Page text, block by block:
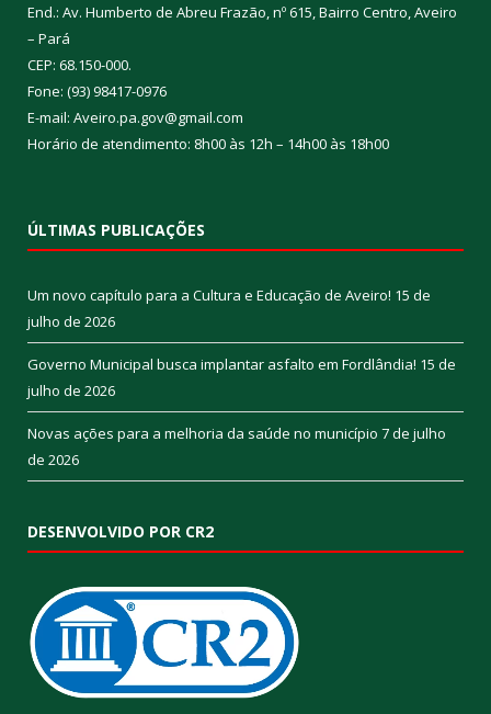
End.: Av. Humberto de Abreu Frazão, nº 615, Bairro Centro, Aveiro
– Pará
CEP: 68.150-000.
Fone: (93) 98417-0976
E-mail: Aveiro.pa.gov@gmail.com
Horário de atendimento: 8h00 às 12h – 14h00 às 18h00
ÚLTIMAS PUBLICAÇÕES
Um novo capítulo para a Cultura e Educação de Aveiro! 15 de
julho de 2026
Governo Municipal busca implantar asfalto em Fordlândia! 15 de
julho de 2026
Novas ações para a melhoria da saúde no município 7 de julho
de 2026
DESENVOLVIDO POR CR2